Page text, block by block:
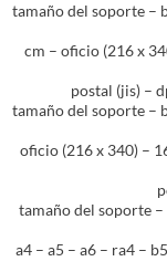
tamaño del soporte –
cm – oficio (216 x
postal (jis) –
tamaño del soporte –
oficio (216 x 340) –
tamaño del soporte –
a4 – a5 – a6 – ra4 –